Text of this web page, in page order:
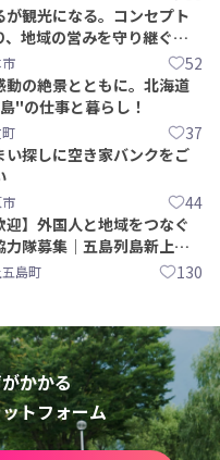
が観光になる。コンセプト
、地域の営みを守り継ぐ仲
か？
52
動の絶景とともに。北海道
"の仕事と暮らし！
37
い探しに空き家バンクをご
44
迎】外国人と地域をつなぐ
力隊募集｜五島列島新上五
島町 130
かかる
トフォーム